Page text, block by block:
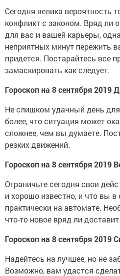
Сегодня велика вероятность
конфликт с законом. Вряд ли
для вас и вашей карьеры,
неприятных минут пережить
придется. Постарайтесь все
замаскировать как следует.
Гороскоп на 8 сентября 2019
Не слишком удачный день
более, что ситуация может
сложнее, чем вы думаете.
резких движений.
Гороскоп на 8 сентября 2019
Ограничьте сегодня свои
и хорошо известно, и что вы в
практически на автомате.
что-то новое вряд ли
Гороскоп на 8 сентября 2019
Надейтесь на лучшее, но не
Возможно, вам удастся